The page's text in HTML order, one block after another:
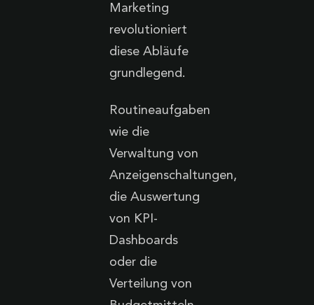
Marketing
revolutioniert
diese Abläufe
grundlegend.
Routineaufgaben
wie die
Verwaltung von
Anzeigenschaltungen,
die Auswertung
von KPI-
Dashboards
oder die
Verteilung von